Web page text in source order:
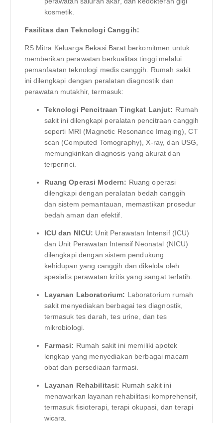
kosmetik.
Fasilitas dan Teknologi Canggih:
RS Mitra Keluarga Bekasi Barat berkomitmen untuk
memberikan perawatan berkualitas tinggi melalui
pemanfaatan teknologi medis canggih. Rumah sakit
ini dilengkapi dengan peralatan diagnostik dan
perawatan mutakhir, termasuk:
Teknologi Pencitraan Tingkat Lanjut: Rumah
sakit ini dilengkapi peralatan pencitraan canggih
seperti MRI (Magnetic Resonance Imaging), CT
scan (Computed Tomography), X-ray, dan USG,
memungkinkan diagnosis yang akurat dan
terperinci.
Ruang Operasi Modern: Ruang operasi
dilengkapi dengan peralatan bedah canggih
dan sistem pemantauan, memastikan prosedur
bedah aman dan efektif.
ICU dan NICU: Unit Perawatan Intensif (ICU)
dan Unit Perawatan Intensif Neonatal (NICU)
dilengkapi dengan sistem pendukung
kehidupan yang canggih dan dikelola oleh
spesialis perawatan kritis yang sangat terlatih.
Layanan Laboratorium: Laboratorium rumah
sakit menyediakan berbagai tes diagnostik,
termasuk tes darah, tes urine, dan tes
mikrobiologi.
Farmasi: Rumah sakit ini memiliki apotek
lengkap yang menyediakan berbagai macam
obat dan persediaan farmasi.
Layanan Rehabilitasi: Rumah sakit ini
menawarkan layanan rehabilitasi komprehensif,
termasuk fisioterapi, terapi okupasi, dan terapi
wicara.